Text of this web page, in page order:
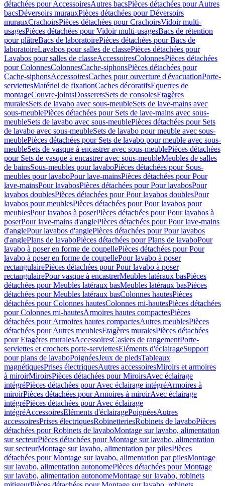
détachées pour AccessoiresAutres bacsPièces détachées pour Autres
bacsDéversoirs murauxPièces détachées pour Déversoirs
murauxCrachoirsPièces détachées pour CrachoirsVidoir multi-
usagesPièces détachées pour Vidoir multi-usagesBacs de rétention
pour plâtreBacs de laboratoirePièces détachées pour Bacs de
laboratoireLavabos pour salles de classePièces détachées pour
Lavabos pour salles de classeAccessoiresColonnesPièces détachées
pour ColonnesColonnesCache-siphonsPièces détachées pour
Cache-siphonsAccessoiresCaches pour ouverture d'évacuationPorte-
serviettesMatériel de fixationCaches décoratifsEquerres de
montageCouvre-jointsDosseretsSets de consolesEtagères
muralesSets de lavabo avec sous-meubleSets de lave-mains avec
sous-meublePièces détachées pour Sets de lave-mains avec sous-
meubleSets de lavabo avec sous-meublePièces détachées pour Sets
de lavabo avec sous-meubleSets de lavabo pour meuble avec sous-
meublePièces détachées pour Sets de lavabo pour meuble avec sous-
meubleSets de vasque à encastrer avec sous-meublePièces détachées
pour Sets de vasque à encastrer avec sous-meubleMeubles de salles
de bainsSous-meubles pour lavaboPièces détachées pour Sous-
meubles pour lavaboPour lave-mainsPièces détachées pour Pour
lave-mainsPour lavabosPièces détachées pour Pour lavabosPour
lavabos doublesPièces détachées pour Pour lavabos doublesPour
lavabos pour meublesPièces détachées pour Pour lavabos pour
meublesPour lavabos à poserPièces détachées pour Pour lavabos à
poserPour lave-mains d'anglePièces détachées pour Pour lave-mains
d'anglePour lavabos d'anglePièces détachées pour Pour lavabos
d'anglePlans de lavaboPièces détachées pour Plans de lavaboPour
lavabo à poser en forme de coupellePièces détachées pour Pour
lavabo à poser en forme de coupellePour lavabo à poser
rectangulairePièces détachées pour Pour lavabo à poser
rectangulairePour vasque à encastrerMeubles latéraux basPièces
détachées pour Meubles latéraux basMeubles latéraux basPièces
détachées pour Meubles latéraux basColonnes hautesPièces
détachées pour Colonnes hautesColonnes mi-hautesPièces détachées
pour Colonnes mi-hautesArmoires hautes compactesPièces
détachées pour Armoires hautes compactesAutres meublesPièces
détachées pour Autres meublesEtagères muralesPièces détachées
pour Etagères muralesAccessoiresCasiers de rangementPorte-
serviettes et crochets porte-serviettesEléments d'éclairageSupport
pour plans de lavaboPoignéesJeux de piedsTableaux
magnétiquesPrises électriquesAutres accessoiresMiroirs et armoires
à miroirMiroirsPièces détachées pour MiroirsAvec éclairage
intégréPièces détachées pour Avec éclairage intégréArmoires à
miroirPièces détachées pour Armoires à miroirAvec éclairage
intégréPièces détachées pour Avec éclairage
intégréAccessoiresEléments d'éclairagePoignéesAutres
accessoiresPrises électriquesRobinetteriesRobinets de lavaboPièces
détachées pour Robinets de lavaboMontage sur lavabo, alimentation
sur secteurPièces détachées pour Montage sur lavabo, alimentation
sur secteurMontage sur lavabo, alimentation par pilesPièces
détachées pour Montage sur lavabo, alimentation par pilesMontage
sur lavabo, alimentation autonomePièces détachées pour Montage
sur lavabo, alimentation autonomeMontage sur lavabo, robinets